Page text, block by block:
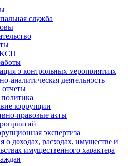
служба
КСП
о контрольных мероприятиях
аналитическая деятельность
отчеты
коррупции
правовые акты
экспертиза
о доходах, расходах, имуществе и
имущественного характера